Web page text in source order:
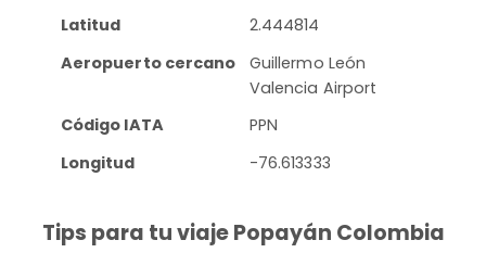
Latitud
2.444814
Aeropuerto cercano
Guillermo León
Valencia Airport
Código IATA
PPN
Longitud
-76.613333
Tips para tu viaje Popayán Colombia